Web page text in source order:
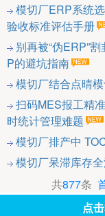
模切厂ERP系统
验收标准评估手册
别再被“伪ERP”
P的避坑指南
模切厂结合点晴
扫码MES报工精
时统计管理难题
模切厂排产中
模切厂呆滞库存
共877条
点